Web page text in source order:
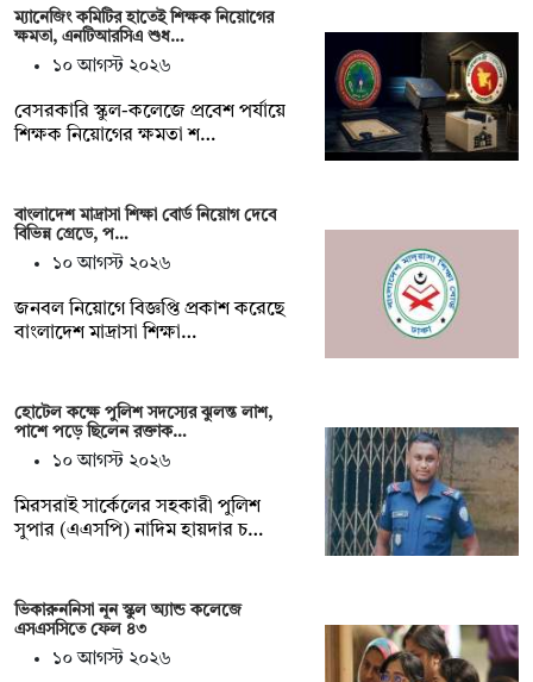
ম্যানেজিং কমিটির হাতেই শিক্ষক নিয়োগের
ক্ষমতা, এনটিআরসিএ শুধ…
১০ আগস্ট ২০২৬
বেসরকারি স্কুল-কলেজে প্রবেশ পর্যায়ে
শিক্ষক নিয়োগের ক্ষমতা শ…
বাংলাদেশ মাদ্রাসা শিক্ষা বোর্ড নিয়োগ দেবে
বিভিন্ন গ্রেডে, প…
১০ আগস্ট ২০২৬
জনবল নিয়োগে বিজ্ঞপ্তি প্রকাশ করেছে
বাংলাদেশ মাদ্রাসা শিক্ষা…
হোটেল কক্ষে পুলিশ সদস্যের ঝুলন্ত লাশ,
পাশে পড়ে ছিলেন রক্তাক…
১০ আগস্ট ২০২৬
মিরসরাই সার্কেলের সহকারী পুলিশ
সুপার (এএসপি) নাদিম হায়দার চ…
ভিকারুননিসা নূন স্কুল অ্যান্ড কলেজে
এসএসসিতে ফেল ৪৩
১০ আগস্ট ২০২৬